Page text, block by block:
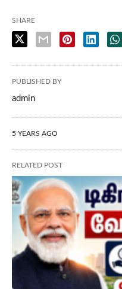
SHARE
PUBLISHED BY
admin
5 YEARS AGO
RELATED POST